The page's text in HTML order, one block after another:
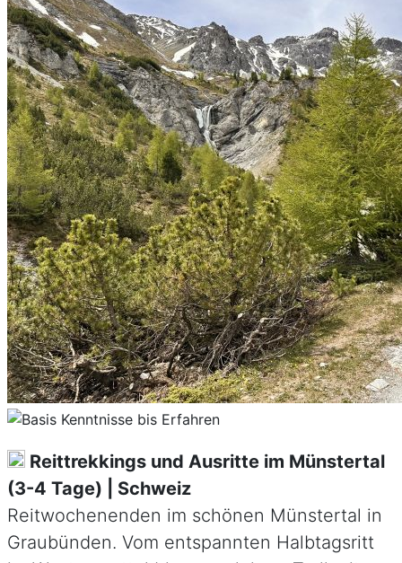
Reittrekkings und Ausritte im Münstertal
(3-4 Tage) | Schweiz
Reitwochenenden im schönen Münstertal in
Graubünden. Vom entspannten Halbtagsritt